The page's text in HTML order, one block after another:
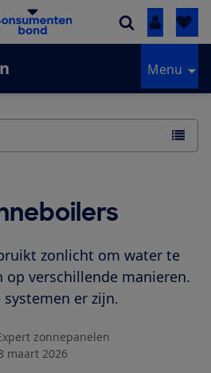
Inloggen
Menu
zonlicht om water te
op verschillende manieren.
er zijn.
zonnepanelen
maart 2026